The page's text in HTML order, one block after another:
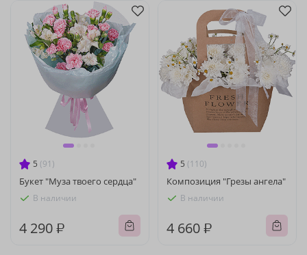
5 (91)
Букет "Муза твоего сердца"
В наличии
4 290 ₽
5 (110)
Композиция "Грезы ангела"
В наличии
4 660 ₽